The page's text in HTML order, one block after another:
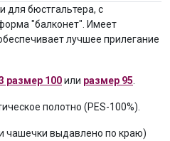
для бюстгальтера, с
"балконет". Имеет
лучшее прилегание
размер 100или размер 95
полотно (PES-100%).
чашечки выдавлено по краю)